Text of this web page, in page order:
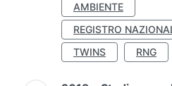
AMBIENTE
REGISTRO
TWINS
RNG